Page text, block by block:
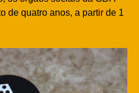
de quatro anos, a partir de 1